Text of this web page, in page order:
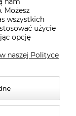
200 Świebodzin |
Możesz
wszystkich
użycie
opcję
naszej Polityce